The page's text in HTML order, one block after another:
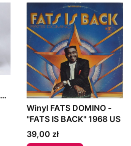
Winyl FATS DOMINO -
"FATS IS BACK" 1968 US
Cena
39,00 zł